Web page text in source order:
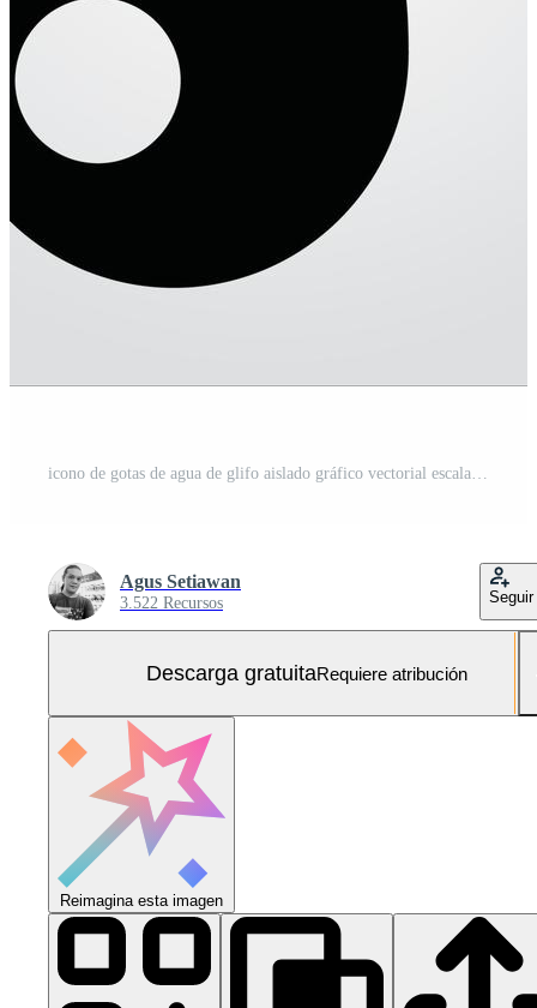
icono de gotas de agua de glifo aislado gráfico vectorial escalable Vector Gratis y SVG Gratis
Agus Setiawan
3.522 Recursos Seguir
Descarga gratuitaRequiere atribución
Reimagina esta imagen